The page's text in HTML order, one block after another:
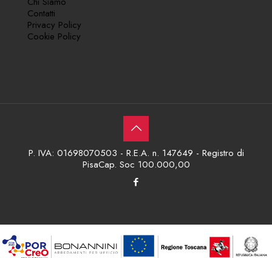
Contatti
Privacy Policy
Cookie Policy
P. IVA: 01698070503 - R.E.A. n. 147649 - Registro di
PisaCap. Soc 100.000,00